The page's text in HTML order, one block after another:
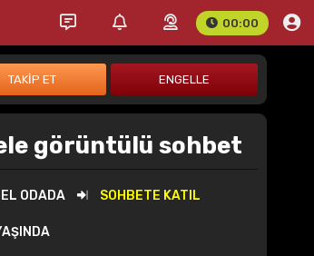
00:00
görüntülü sohbet
ODADA SOHBETE KATIL